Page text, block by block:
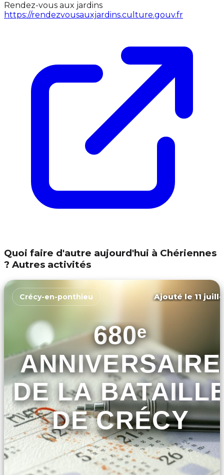
Rendez-vous aux jardins
https://rendezvousauxjardins.culture.gouv.fr
Quoi faire d'autre aujourd'hui à Chériennes
? Autres activités
Crécy-en-ponthieu Ajouté le 11
680ᵉ
ANNIVERSAIRE
DE LA
DE CRÉCY